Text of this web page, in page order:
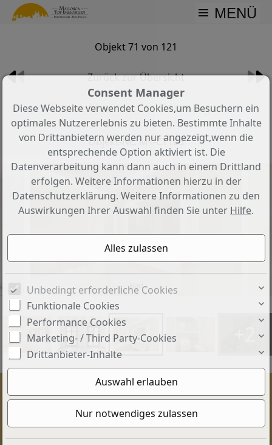
MENÜ
Objekt 71 von 121
Zurück zur Übersicht
Traum Maisonette-Wohnung in
exklusiver Lage
Objekt-Nr.: MT-CT106
Bad
Preis:
1.995.000 €
Wohnfläche ca.:
165 m²
Consent Manager
Diese Webseite verwendet Cookies,um Besuchern ein
optimales Nutzererlebnis zu bieten. Bestimmte Inhalte
von Drittanbietern werden nur angezeigt,wenn die
entsprechende Option aktiviert ist. Die
Datenverarbeitung kann dann auch in einem Drittland
erfolgen. Weitere Informationen hierzu in der
Datenschutzerklärung. Weitere Informationen zu den
Auswirkungen Ihrer Auswahl finden Sie unter Hilfe.
Unbedingt erforderliche Cookies
Funktionale Cookies
Performance Cookies
Marketing- / Third Party-Cookies
Drittanbieter-Inhalte